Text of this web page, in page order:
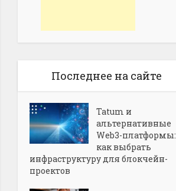
Последнее на сайте
Tatum и
альтернативные
Web3-платформы:
как выбрать
инфраструктуру для блокчейн-
проектов